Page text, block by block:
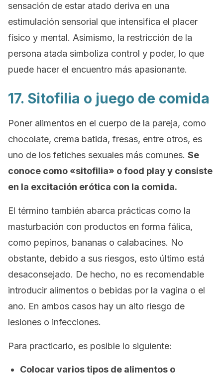
sensación de estar atado deriva en una
estimulación sensorial que intensifica el placer
físico y mental. Asimismo, la restricción de la
persona atada simboliza control y poder, lo que
puede hacer el encuentro más apasionante.
17. Sitofilia o juego de comida
Poner alimentos en el cuerpo de la pareja, como
chocolate, crema batida, fresas, entre otros, es
uno de los fetiches sexuales más comunes. Se
conoce como «sitofilia» ofood playy consiste
en la excitación erótica con la comida.
El término también abarca prácticas como la
masturbación con productos en forma fálica,
como pepinos, bananas o calabacines. No
obstante, debido a sus riesgos, esto último está
desaconsejado. De hecho, no es recomendable
introducir alimentos o bebidas por la vagina o el
ano. En ambos casos hay un alto riesgo de
lesiones o infecciones.
Para practicarlo, es posible lo siguiente:
Colocar varios tipos de alimentos o